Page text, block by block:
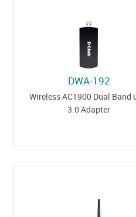
DWA-192
Wireless AC1900 Dual Band
3.0 Adapter